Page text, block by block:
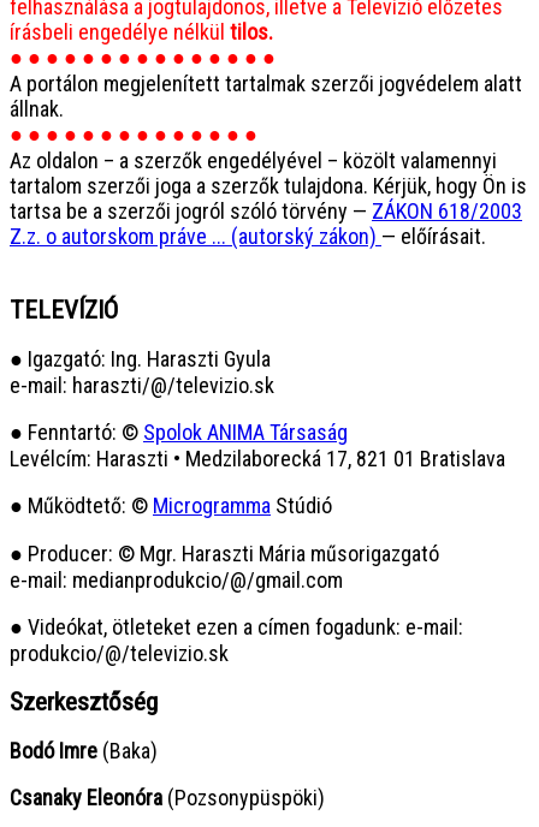
felhasználása a jogtulajdonos, illetve a Televízió előzetes
írásbeli engedélye nélkül tilos.
● ● ● ● ● ● ● ● ● ● ● ● ● ● ●
A portálon megjelenített tartalmak szerzői jogvédelem alatt
állnak.
● ● ● ● ● ● ● ● ● ● ● ● ● ●
Az oldalon – a szerzők engedélyével – közölt valamennyi
tartalom szerzői joga a szerzők tulajdona. Kérjük, hogy Ön is
tartsa be a szerzői jogról szóló törvény — ZÁKON 618/2003
Z.z. o autorskom práve ... (autorský zákon) — előírásait.
TELEVÍZIÓ
● Igazgató: Ing. Haraszti Gyula
e-mail: haraszti/@/televizio.sk
● Fenntartó: © Spolok ANIMA Társaság
Levélcím: Haraszti • Medzilaborecká 17, 821 01 Bratislava
● Működtető: © Microgramma Stúdió
● Producer: © Mgr. Haraszti Mária műsorigazgató
e-mail: medianprodukcio/@/gmail.com
● Videókat, ötleteket ezen a címen fogadunk: e-mail:
produkcio/@/televizio.sk
Szerkesztőség
Bodó Imre (Baka)
Csanaky Eleonóra (Pozsonypüspöki)